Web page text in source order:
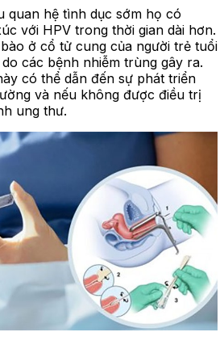
quan hệ tình dục sớm họ có
với HPV trong thời gian dài hơn.
ở cổ tử cung của người trẻ tuổi
các bệnh nhiễm trùng gây ra.
có thể dẫn đến sự phát triển
và nếu không được điều trị
ung thư.